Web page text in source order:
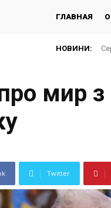
ГЛАВНАЯ
НОВИНИ:
мир
Twitter